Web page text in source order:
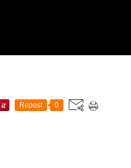
Repost 0